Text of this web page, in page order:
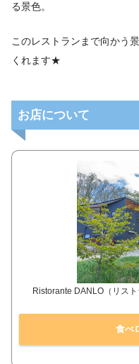
る景色。
このレストランまで向かう
くれます★
お店について
Ristorante DANLO（リスト
食べ